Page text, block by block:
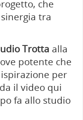
che
tra
Trotta alla
potente che
per
il video qui
fa allo studio